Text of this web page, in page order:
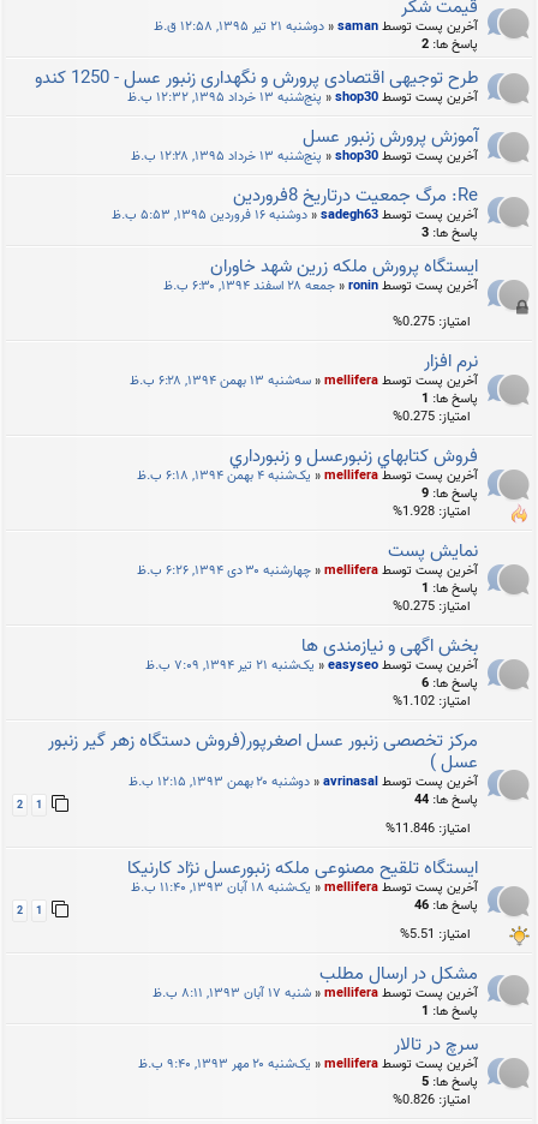
قیمت شکر
آخرین پست توسطsaman
«دوشنبه ۲۱ تیر ۱۳۹۵, ۱۲:۵۸ ق.ظ
پاسخ ها: 2
طرح توجیهی اقتصادی پرورش و نگهداری زنبور عسل - 1250 کندو
آخرین پست توسطshop30
« پنج‌شنبه ۱۳ خرداد ۱۳۹۵, ۱۲:۳۲ ب.ظ
آموزش پرورش زنبور عسل
آخرین پست توسطshop30
« پنج‌شنبه ۱۳ خرداد ۱۳۹۵, ۱۲:۲۸ ب.ظ
Re: مرگ جمعیت درتاریخ 8فروردین
آخرین پست توسطsadegh63
«دوشنبه ۱۶ فروردین ۱۳۹۵, ۵:۵۳ ب.ظ
پاسخ ها: 3
ایستگاه پرورش ملکه زرین شهد خاوران
آخرین پست توسطronin
«جمعه ۲۸ اسفند ۱۳۹۴, ۶:۳۰ ب.ظ
امتیاز: 0.275%
نرم افزار
آخرین پست توسطmellifera
«سه‌شنبه ۱۳ بهمن ۱۳۹۴, ۶:۲۸ ب.ظ
پاسخ ها: 1
امتیاز: 0.275%
فروش كتابهاي زنبورعسل و زنبورداري
آخرین پست توسطmellifera
« یک‌شنبه ۴ بهمن ۱۳۹۴, ۶:۱۸ ب.ظ
پاسخ ها: 9
امتیاز: 1.928%
نمایش پست
آخرین پست توسطmellifera
«چهارشنبه ۳۰ دی ۱۳۹۴, ۶:۲۶ ب.ظ
پاسخ ها: 1
امتیاز: 0.275%
بخش اگهی و نیازمندی ها
آخرین پست توسطeasyseo
« یک‌شنبه ۲۱ تیر ۱۳۹۴, ۷:۰۹ ب.ظ
پاسخ ها: 6
امتیاز: 1.102%
مرکز تخصصی زنبور عسل اصغرپور(فروش دستگاه زهر گیر زنبور
عسل )
آخرین پست توسطavrinasal
«دوشنبه ۲۰ بهمن ۱۳۹۳, ۱۲:۱۵ ب.ظ
پاسخ ها: 44
1
2
امتیاز: 11.846%
ایستگاه تلقیح مصنوعی ملکه زنبورعسل نژاد کارنیکا
آخرین پست توسطmellifera
« یک‌شنبه ۱۸ آبان ۱۳۹۳, ۱۱:۴۰ ب.ظ
پاسخ ها: 46
1
2
امتیاز: 5.51%
مشکل در ارسال مطلب
آخرین پست توسطmellifera
«شنبه ۱۷ آبان ۱۳۹۳, ۸:۱۱ ب.ظ
پاسخ ها: 1
سرچ در تالار
آخرین پست توسطmellifera
« یک‌شنبه ۲۰ مهر ۱۳۹۳, ۹:۴۰ ب.ظ
پاسخ ها: 5
امتیاز: 0.826%